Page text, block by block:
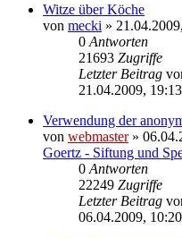
Witze über Köche
von mecki »
0 Antworten
21693 Zugriffe
Letzter Beitrag
21.04.2009, 19:13
Verwendung der
von webmaster»
Goertz - Siftung und
0 Antworten
22249 Zugriffe
Letzter Beitrag
06.04.2009, 10:20